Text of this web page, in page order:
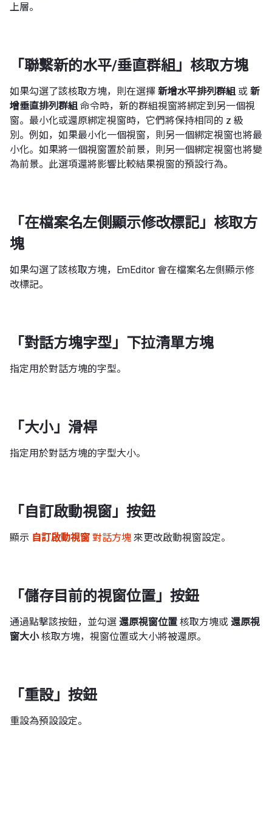
上層。
「聯繫新的水平/垂直群組」核取方塊
如果勾選了該核取方塊，則在選擇 新增水平排列群組 或 新
增垂直排列群組 命令時，新的群組視窗將綁定到另一個視
窗。最小化或還原綁定視窗時，它們將保持相同的 z 級
別。例如，如果最小化一個視窗，則另一個綁定視窗也將最
小化。如果將一個視窗置於前景，則另一個綁定視窗也將變
為前景。此選項還將影響比較結果視窗的預設行為。
「在檔案名左側顯示修改標記」核取方
塊
如果勾選了該核取方塊，EmEditor 會在檔案名左側顯示修
改標記。
「對話方塊字型」下拉清單方塊
指定用於對話方塊的字型。
「大小」滑桿
指定用於對話方塊的字型大小。
「自訂啟動視窗」按鈕
顯示 自訂啟動視窗 對話方塊 來更改啟動視窗設定。
「儲存目前的視窗位置」按鈕
通過點擊該按鈕，並勾選 還原視窗位置 核取方塊或 還原視
窗大小核取方塊，視窗位置或大小將被還原。
「重設」按鈕
重設為預設設定。